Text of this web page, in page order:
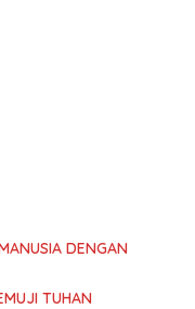
DENGAN
TUHAN